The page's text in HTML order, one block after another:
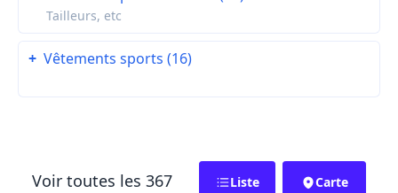
Tailleurs, etc
+ Vêtements sports (16)
Voir toutes les 367
Liste Carte